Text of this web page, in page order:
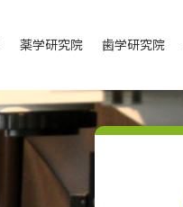
薬学研究院 歯学研究院